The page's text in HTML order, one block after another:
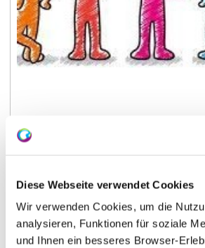
Diese Webseite verwendet Cookies
Wir verwenden Cookies, um die
analysieren, Funktionen für soziale
und Ihnen ein besseres Browser-
Von der Idee zur